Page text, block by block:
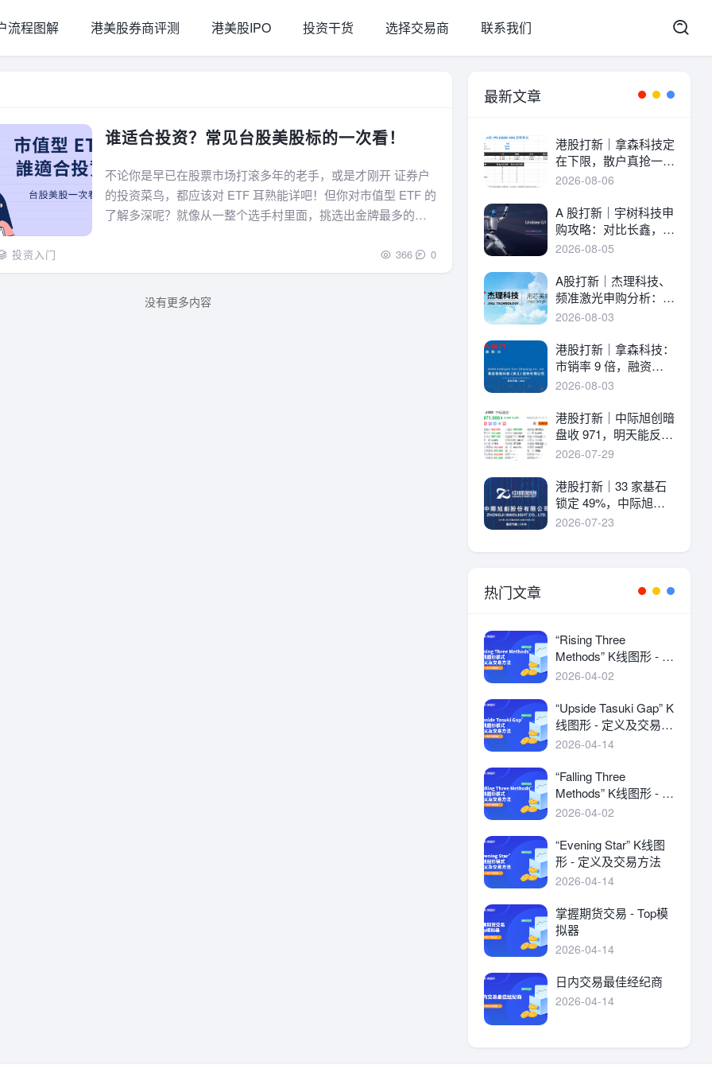
流程图解 港美股券商评测 港美股IPO 投资干货 选择交易商 联系我们
谁适合投资？常见台股美股标的一次看！
不论你是早已在股票市场打滚多年的老手，或是才刚开 证券户
的投资菜鸟，都应该对 ETF 耳熟能详吧！但你对市值型 ETF 的
了解多深呢？就像从一整个选手村里面，挑选出金牌最多的前
投资入门 366 0
没有更多内容
最新文章
港股打新｜拿森科技定
在下限，散户真抢一
手！
2026-08-06
A 股打新｜宇树科技申
购攻略：对比长鑫，一
文讲透中签率与A港差
2026-08-05
A股打新｜杰理科技、
频准激光申购分析：估
值、中签率与资金方案
2026-08-03
港股打新｜拿森科技：
市销率 9 倍，融资溢
价 30%，能打吗？
2026-08-03
港股打新｜中际旭创暗
盘收 971，明天能反弹
吗？
2026-07-29
港股打新｜33 家基石
锁定 49%，中际旭创
详细申购分析！
2026-07-23
热门文章
“Rising Three
Methods” K线图形 - 定
义及交易方法
2026-04-02
“Upside Tasuki Gap” K
线图形 - 定义及交易方
法
2026-04-14
“Falling Three
Methods” K线图形 - 定
义及交易方法
2026-04-02
“Evening Star” K线图
形 - 定义及交易方法
2026-04-14
掌握期货交易 - Top模
拟器
2026-04-14
日内交易最佳经纪商
2026-04-14